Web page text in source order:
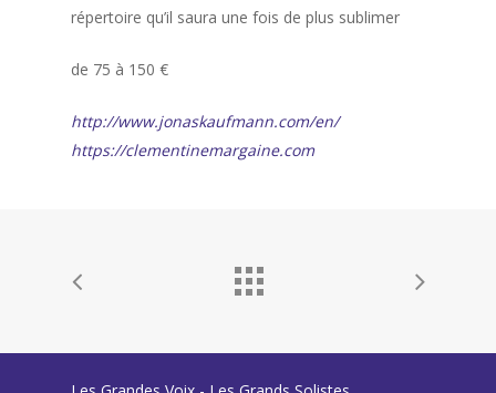
répertoire qu’il saura une fois de plus sublimer
de 75 à 150 €
http://www.jonaskaufmann.com/en/
https://clementinemargaine.com